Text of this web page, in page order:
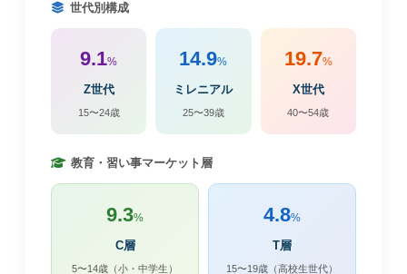
世代別構成
9.1%
Z世代
15〜24歳
14.9%
ミレニアル
25〜39歳
19.7%
X世代
40〜54歳
教育・習い事マーケット層
9.3%
C層
5〜14歳（小・中学生）
4.8%
T層
15〜19歳（高校生世代）